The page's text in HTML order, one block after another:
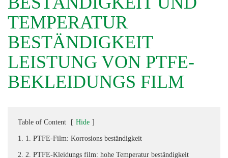
TEMPERATUR
BESTÄNDIGKEIT
LEISTUNG VON PTFE-
BEKLEIDUNGS FILM
Table of Content [ Hide ]
1. 1. PTFE-Film: Korrosions beständigkeit
2. 2. PTFE-Kleidungs film: hohe Temperatur beständigkeit